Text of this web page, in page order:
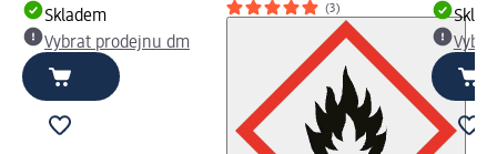
Skladem
Vybrat prodejnu dm
(3)